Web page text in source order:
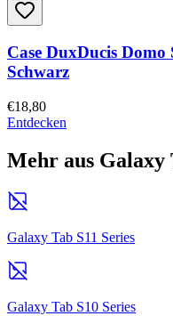
Case DuxDucis Domo
Schwarz
€18,80
Entdecken
Mehr aus Galaxy
Galaxy Tab S11 Series
Galaxy Tab S10 Series